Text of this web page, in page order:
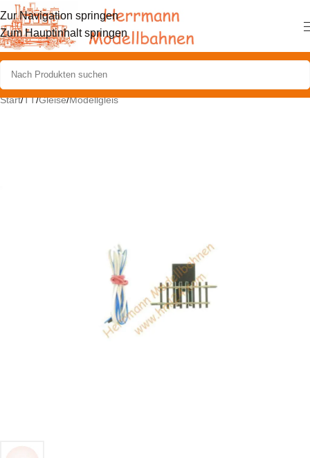
Zur Navigation springen
Zum Hauptinhalt springen
Start/TT/Gleise/Modellgleis